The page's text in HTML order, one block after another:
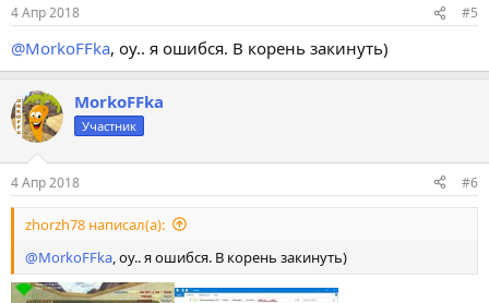
4 Апр 2018 #5
@MorkoFFka, оу.. я ошибся. В корень закинуть)
MorkoFFka
Участник
4 Апр 2018 #6
zhorzh78 написал(а):
@MorkoFFka, оу.. я ошибся. В корень закинуть)